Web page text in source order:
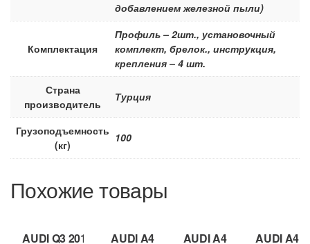
добавлением железной пыли)
Комплектация
Профиль – 2шт., установочный
комплект, брелок., инструкция,
крепления – 4 шт.
Страна
производитель
Турция
Грузоподъемность
(кг)
100
Похожие товары
AUDI Q3 2011+ AUDI A4 AUDI A4 AUDI A4